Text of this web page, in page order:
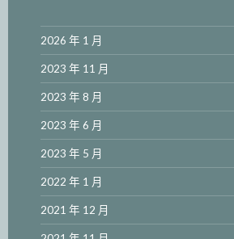
2026 年 1 月
2023 年 11 月
2023 年 8 月
2023 年 6 月
2023 年 5 月
2022 年 1 月
2021 年 12 月